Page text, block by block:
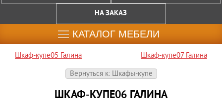
НА ЗАКАЗ
КАТАЛОГ МЕБЕЛИ
Шкаф-купе05 Галина
Шкаф-купе07 Галина
Вернуться к: Шкафы-купе
ШКАФ-КУПЕ06 ГАЛИНА